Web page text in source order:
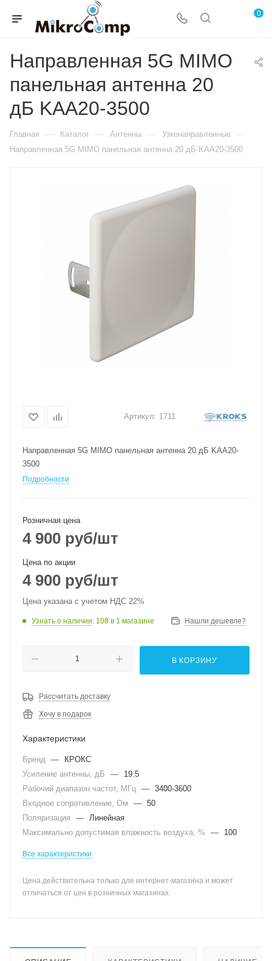
0
Направленная 5G MIMO
панельная антенна 20
дБ KAA20-3500
Главная — Каталог — Антенны — Узконаправленные —
Направленная 5G MIMO панельная антенна 20 дБ KAA20-3500
Артикул: 1711
Направленная 5G MIMO панельная антенна 20 дБ KAA20-
3500
Подробности
Розничная цена
4 900 руб/шт
Цена по акции
4 900 руб/шт
Цена указана с учетом НДС 22%
Узнать о наличии: 108 в 1 магазине Нашли дешевле?
В КОРЗИНУ
Рассчитать доставку
Хочу в подарок
Характеристики
Бренд —
КРОКС
Усиление антенны, дБ
—
19.5
Рабочий диапазон частот, МГц — 3400-3600
Входное сопротивление, Ом
— 50
Поляризация
— Линейная
Максимально допустимая влажность воздуха, %
— 100
Все характеристики
Цена действительна только для интернет-магазина и может
отличаться от цен в розничных магазинах